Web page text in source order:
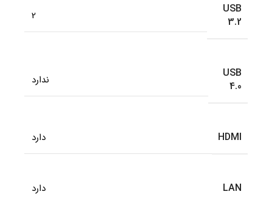
USB
3.2
2
USB
4.0
ندارد
HDMI دارد
LAN دارد